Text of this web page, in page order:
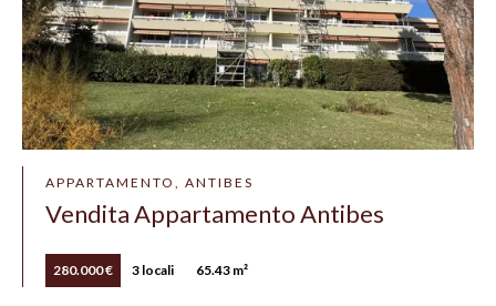
APPARTAMENTO, ANTIBES
Vendita Appartamento Antibes
280.000 € 3 locali 65.43 m²